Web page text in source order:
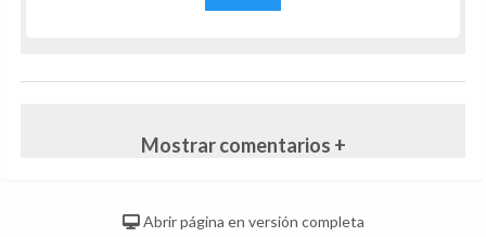
Mostrar comentarios +
Abrir página en versión completa